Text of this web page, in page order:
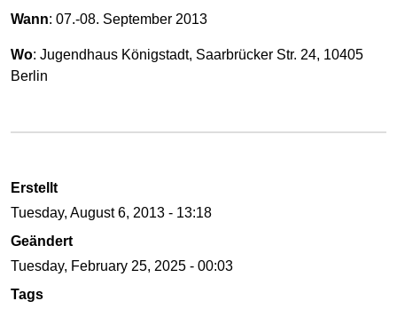
Wann: 07.-08. September 2013
Wo: Jugendhaus Königstadt, Saarbrücker Str. 24, 10405
Berlin
Erstellt
Tuesday, August 6, 2013 - 13:18
Geändert
Tuesday, February 25, 2025 - 00:03
Tags